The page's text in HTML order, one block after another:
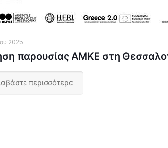
2025
παρουσίας ΑΜΚΕ στη
περισσότερα